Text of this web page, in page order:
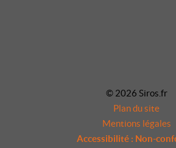
© 2026 Siros.fr
Plan du site
Mentions légales
Accessibilité : Non-